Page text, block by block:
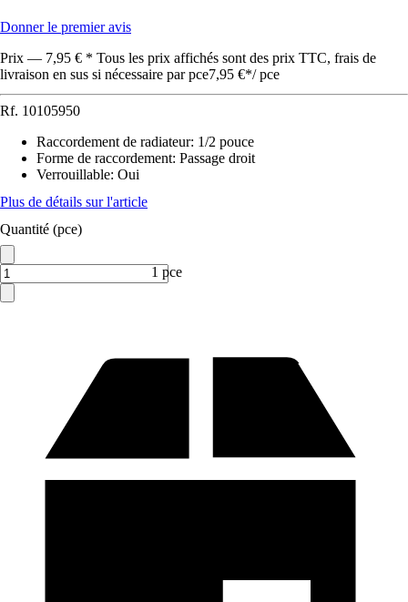
Donner le premier avis
Prix — 7,95 € * Tous les prix affichés sont des prix TTC, frais de
livraison en sus si nécessaire par pce7,95 €*/ pce
Rf. 10105950
Raccordement de radiateur: 1/2 pouce
Forme de raccordement: Passage droit
Verrouillable: Oui
Plus de détails sur l'article
Quantité (pce)
1 pce